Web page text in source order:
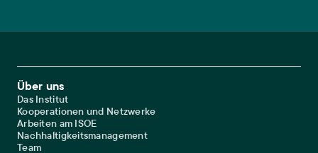
Footer Main Navigation
Über uns
Das Institut
Kooperationen und Netzwerke
Arbeiten am ISOE
Nachhaltigkeitsmanagement
Team